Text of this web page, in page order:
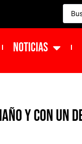
NOTICIAS
y con un